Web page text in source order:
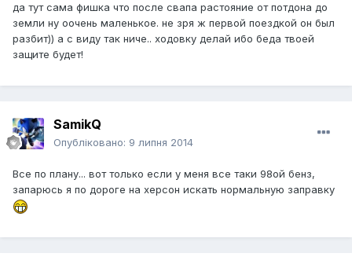
да тут сама фишка что после свапа растояние от потдона до
земли ну оочень маленькое. не зря ж первой поездкой он был
разбит)) а с виду так ниче.. ходовку делай ибо беда твоей
защите будет!
SamikQ
Опубліковано: 9 липня 2014
Все по плану... вот только если у меня все таки 98ой бенз,
запарюсь я по дороге на херсон искать нормальную заправку